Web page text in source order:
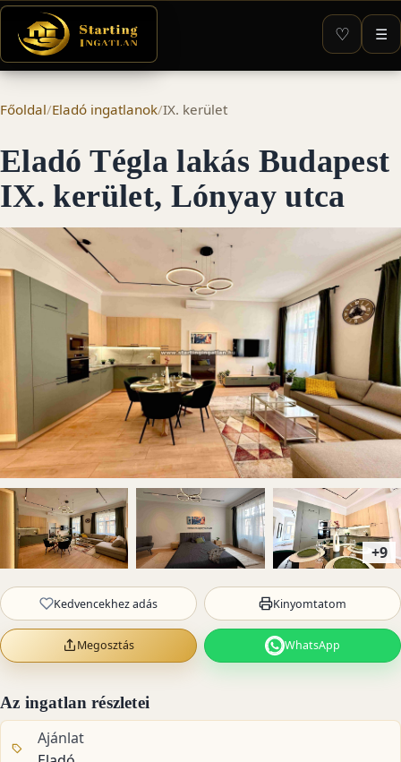
♡ ☰
Főoldal/Eladó ingatlanok/IX. kerület
Eladó Tégla lakás Budapest
IX. kerület, Lónyay utca
+9
Kedvencekhez adás Kinyomtatom
Megosztás WhatsApp
Az ingatlan részletei
Ajánlat